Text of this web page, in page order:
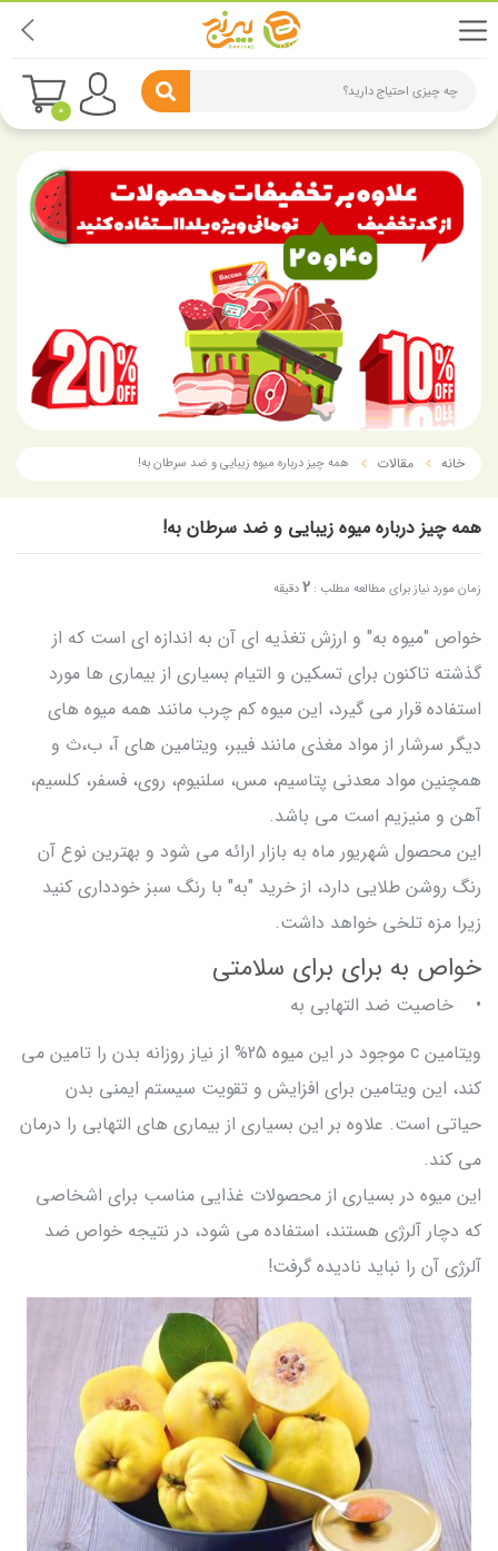
چه چیزی احتیاج دارید؟
0
خانه مقالات همه چیز درباره میوه زیبایی و ضد سرطان به!
همه چیز درباره میوه زیبایی و ضد سرطان به!
زمان مورد نیاز برای مطالعه مطلب : 2دقیقه
خواص "میوه به" و ارزش تغذیه ای آن به اندازه ‌ای است که از
گذشته تاکنون برای تسکین و التیام بسیاری از بیماری ها مورد
استفاده قرار می گیرد، این میوه کم چرب مانند همه میوه های
دیگر سرشار از مواد مغذی مانند فیبر، ویتامین های آ، ب،ث و
همچنین مواد معدنی پتاسیم، مس، سلنیوم، روی، فسفر، کلسیم،
آهن و منیزیم است می باشد.
این محصول شهریور ماه به بازار ارائه می شود و بهترین نوع آن
رنگ روشن طلایی دارد، از خرید "به" با رنگ سبز خودداری کنید
زیرا مزه تلخی خواهد داشت.
خواص به برای برای سلامتی
• خاصیت ضد التهابی به
ویتامین c موجود در این میوه 25% از نیاز روزانه بدن را تامین می
کند، این ویتامین برای افزایش و تقویت سیستم ایمنی بدن
حیاتی است. علاوه بر این بسیاری از بیماری های التهابی را درمان
می کند.
این میوه در بسیاری از محصولات غذایی مناسب برای اشخاصی
که دچار آلرژی هستند، استفاده می شود، در نتیجه خواص ضد
آلرژی آن را نباید نادیده گرفت!